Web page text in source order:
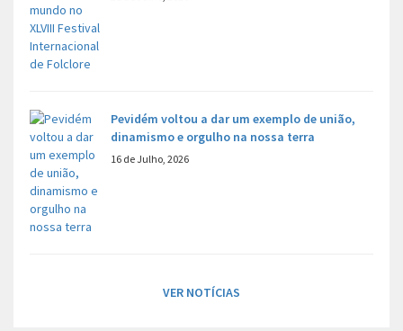
Pevidém voltou a dar um exemplo de união,
dinamismo e orgulho na nossa terra
16 de Julho, 2026
VER NOTÍCIAS